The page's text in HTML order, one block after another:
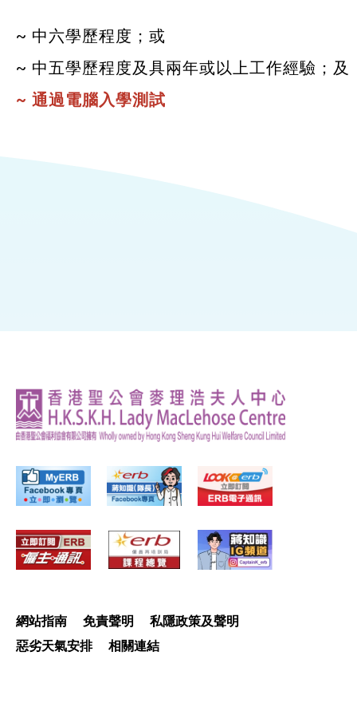
~ 中六學歷程度；或
~ 中五學歷程度及具兩年或以上工作經驗；及
~ 通過電腦入學測試
網站指南 免責聲明
私隱政策及聲明
惡劣天氣安排
相關連結